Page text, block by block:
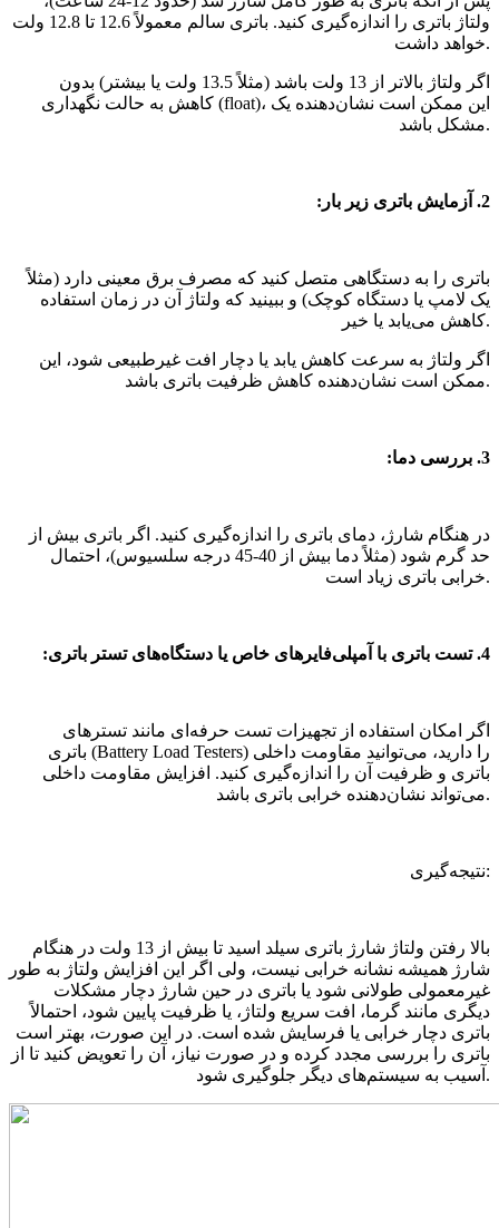
ولتاژ باتری را اندازه‌گیری کنید. باتری سالم معمولاً 12.6 تا 12.8 ولت
خواهد داشت.
کاهش به حالت نگهداری (float)، این ممکن است نشان‌دهنده یک
مشکل باشد.
2. آزمایش باتری زیر بار:
باتری را به دستگاهی متصل کنید که مصرف برق معینی دارد (مثلاً
یک لامپ یا دستگاه کوچک) و ببینید که ولتاژ آن در زمان استفاده
کاهش می‌یابد یا خیر.
ممکن است نشان‌دهنده کاهش ظرفیت باتری باشد.
3. بررسی دما:
حد گرم شود (مثلاً دما بیش از 40-45 درجه سلسیوس)، احتمال
خرابی باتری زیاد است.
4. تست باتری با آمپلی‌فایرهای خاص یا دستگاه‌های تستر باتری:
باتری (Battery Load Testers) را دارید، می‌توانید مقاومت داخلی
باتری و ظرفیت آن را اندازه‌گیری کنید. افزایش مقاومت داخلی
می‌تواند نشان‌دهنده خرابی باتری باشد.
نتیجه‌گیری:
بالا رفتن ولتاژ شارژ باتری سیلد اسید تا بیش از 13 ولت در هنگام
شارژ همیشه نشانه خرابی نیست، ولی اگر این افزایش ولتاژ به طور
غیرمعمولی طولانی شود یا باتری در حین شارژ دچار مشکلات
دیگری مانند گرما، افت سریع ولتاژ، یا ظرفیت پایین شود، احتمالاً
باتری دچار خرابی یا فرسایش شده است. در این صورت، بهتر است
باتری را بررسی مجدد کرده و در صورت نیاز، آن را تعویض کنید تا از
آسیب به سیستم‌های دیگر جلوگیری شود.